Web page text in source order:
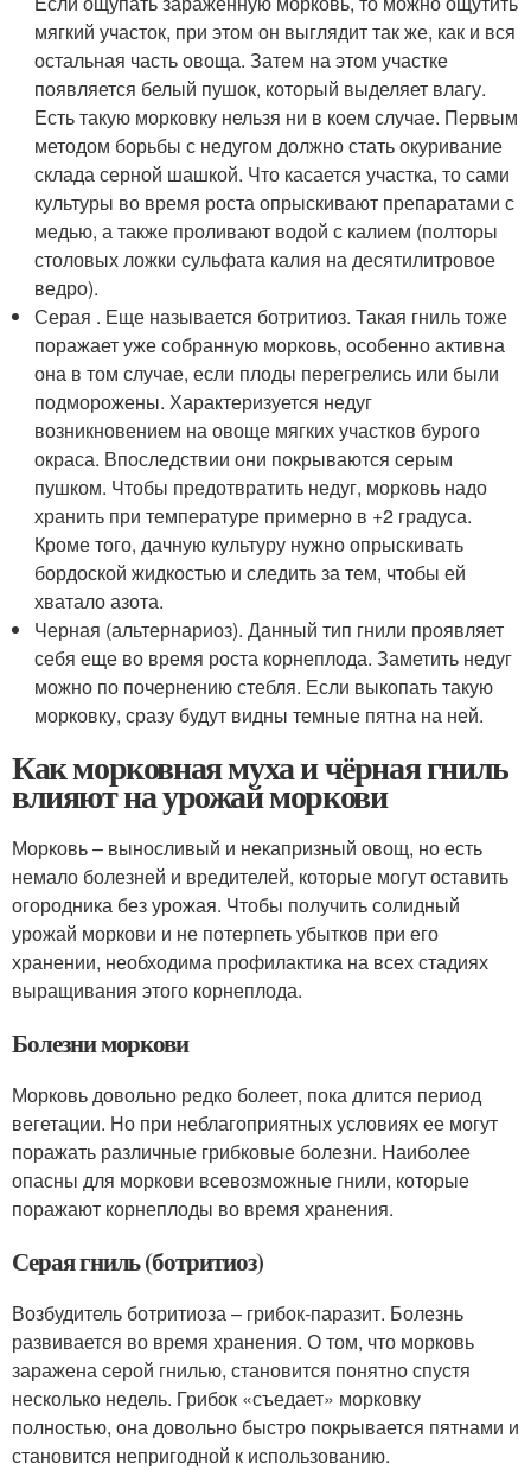
мягкий участок, при этом он выглядит так же, как и вся
остальная часть овоща. Затем на этом участке
появляется белый пушок, который выделяет влагу.
Есть такую морковку нельзя ни в коем случае. Первым
методом борьбы с недугом должно стать окуривание
склада серной шашкой. Что касается участка, то сами
культуры во время роста опрыскивают препаратами с
медью, а также проливают водой с калием (полторы
столовых ложки сульфата калия на десятилитровое
ведро).
Серая . Еще называется ботритиоз. Такая гниль тоже
поражает уже собранную морковь, особенно активна
она в том случае, если плоды перегрелись или были
подморожены. Характеризуется недуг
возникновением на овоще мягких участков бурого
окраса. Впоследствии они покрываются серым
пушком. Чтобы предотвратить недуг, морковь надо
хранить при температуре примерно в +2 градуса.
Кроме того, дачную культуру нужно опрыскивать
бордоской жидкостью и следить за тем, чтобы ей
хватало азота.
Черная (альтернариоз). Данный тип гнили проявляет
себя еще во время роста корнеплода. Заметить недуг
можно по почернению стебля. Если выкопать такую
морковку, сразу будут видны темные пятна на ней.
Как морковная муха и чёрная гниль
влияют на урожай моркови
Морковь – выносливый и некапризный овощ, но есть
немало болезней и вредителей, которые могут оставить
огородника без урожая. Чтобы получить солидный
урожай моркови и не потерпеть убытков при его
хранении, необходима профилактика на всех стадиях
выращивания этого корнеплода.
Болезни моркови
Морковь довольно редко болеет, пока длится период
вегетации. Но при неблагоприятных условиях ее могут
поражать различные грибковые болезни. Наиболее
опасны для моркови всевозможные гнили, которые
поражают корнеплоды во время хранения.
Серая гниль (ботритиоз)
Возбудитель ботритиоза – грибок-паразит. Болезнь
развивается во время хранения. О том, что морковь
заражена серой гнилью, становится понятно спустя
несколько недель. Грибок «съедает» морковку
полностью, она довольно быстро покрывается пятнами и
становится непригодной к использованию.